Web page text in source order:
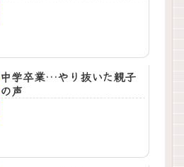
中学卒業…やり抜いた親子
の声